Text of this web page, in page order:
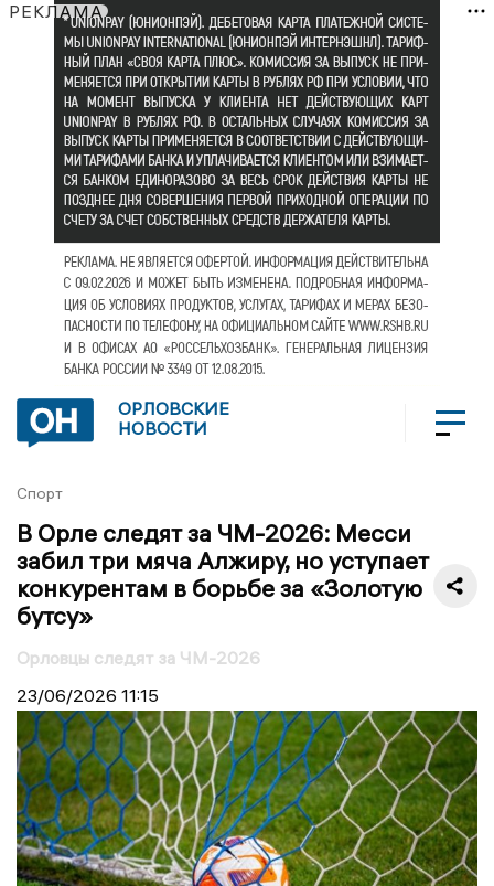
РЕКЛАМА
ОРЛОВСКИЕ
НОВОСТИ
Спорт
В Орле следят за ЧМ-2026: Месси
забил три мяча Алжиру, но уступает
конкурентам в борьбе за «Золотую
бутсу»
Орловцы следят за ЧМ-2026
23/06/2026 11:15